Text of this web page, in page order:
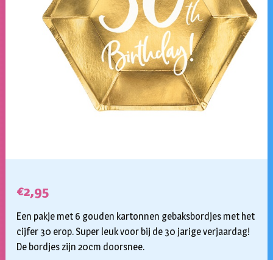
€2,95
Een pakje met 6 gouden kartonnen gebaksbordjes met het
cijfer 30 erop. Super leuk voor bij de 30 jarige verjaardag!
De bordjes zijn 20cm doorsnee.